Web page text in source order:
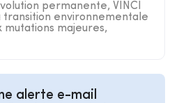
permanente, VINCI
transition environnementale
mutations majeures,
alerte e-mail